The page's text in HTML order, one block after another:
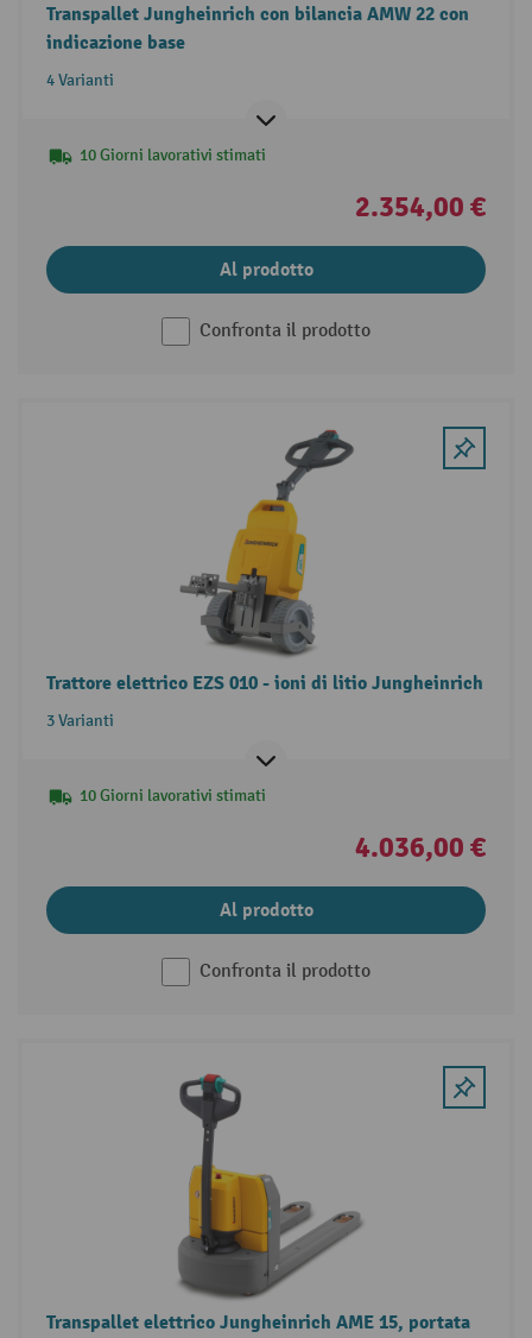
Transpallet Jungheinrich con bilancia AMW 22 con
indicazione base
4 Varianti
10 Giorni lavorativi stimati
2.354,00 €
Al prodotto
Confronta il prodotto
Trattore elettrico EZS 010 - ioni di litio Jungheinrich
3 Varianti
10 Giorni lavorativi stimati
4.036,00 €
Al prodotto
Confronta il prodotto
Transpallet elettrico Jungheinrich AME 15, portata